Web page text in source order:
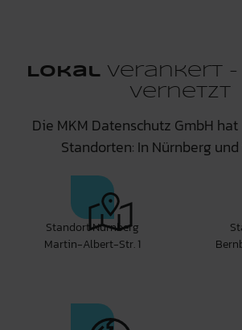
Lokal verankert -
vernetzt
Die MKM Datenschutz GmbH
Standorten: In Nürnberg
Standort Nürnberg
Martin-Albert-Str. 1